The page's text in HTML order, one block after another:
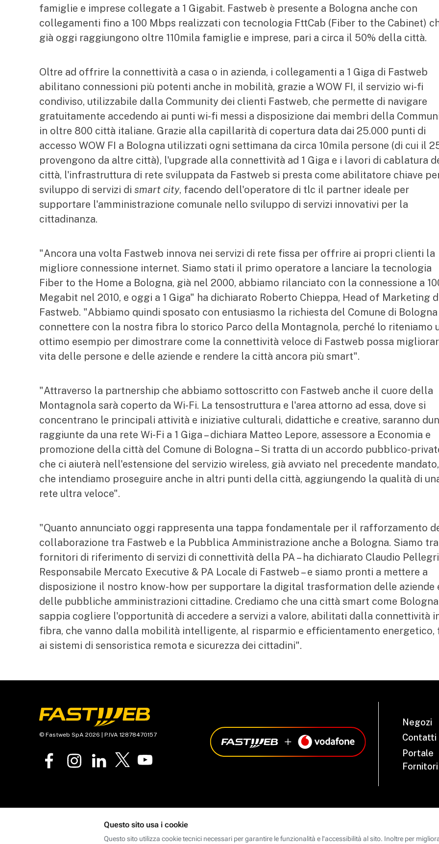
famiglie e imprese collegate a 1 Gigabit. Fastweb è presente a Bologna anche con
collegamenti fino a 100 Mbps realizzati con tecnologia FttCab (Fiber to the Cabinet)
già oggi raggiungono oltre 110mila famiglie e imprese, pari a circa il 50% della città.
Oltre ad offrire la connettività a casa o in azienda, i collegamenti a 1 Giga di Fastweb
abilitano connessioni più potenti anche in mobilità, grazie a WOW FI, il servizio wi-fi
condiviso, utilizzabile dalla Community dei clienti Fastweb, che permette di navigare
gratuitamente accedendo ai punti wi-fi messi a disposizione dai membri della
in oltre 800 città italiane. Grazie alla capillarità di copertura data dai 25.000 punti di
accesso WOW FI a Bologna utilizzati ogni settimana da circa 10mila persone (di cui il
provengono da altre città), l'upgrade alla connettività ad 1 Giga e i lavori di cablatura
città, l'infrastruttura di rete sviluppata da Fastweb si presta come abilitatore chiave
sviluppo di servizi di smart city, facendo dell'operatore di tlc il partner ideale per
supportare l'amministrazione comunale nello sviluppo di servizi innovativi per la
cittadinanza.
"Ancora una volta Fastweb innova nei servizi di rete fissa per offrire ai propri clienti la
migliore connessione internet. Siamo stati il primo operatore a lanciare la tecnologia
Fiber to the Home a Bologna, già nel 2000, abbiamo rilanciato con la connessione a
Megabit nel 2010, e oggi a 1 Giga" ha dichiarato Roberto Chieppa, Head of Marketing
Fastweb. "Abbiamo quindi sposato con entusiasmo la richiesta del Comune di
connettere con la nostra fibra lo storico Parco della Montagnola, perché lo riteniamo
ottimo esempio per dimostrare come la connettività veloce di Fastweb possa
vita delle persone e delle aziende e rendere la città ancora più smart".
"Attraverso la partnership che abbiamo sottoscritto con Fastweb anche il cuore della
Montagnola sarà coperto da Wi-Fi. La tensostruttura e l'area attorno ad essa, dove si
concentrano le principali attività e iniziative culturali, didattiche e creative, saranno
raggiunte da una rete Wi-Fi a 1 Giga – dichiara Matteo Lepore, assessore a Economia e
promozione della città del Comune di Bologna – Si tratta di un accordo pubblico-
che ci aiuterà nell'estensione del servizio wireless, già avviato nel precedente mandato,
che intendiamo proseguire anche in altri punti della città, aggiungendo la qualità di
rete ultra veloce".
"Quanto annunciato oggi rappresenta una tappa fondamentale per il rafforzamento
collaborazione tra Fastweb e la Pubblica Amministrazione anche a Bologna. Siamo
fornitori di riferimento di servizi di connettività della PA – ha dichiarato Claudio
Responsabile Mercato Executive & PA Locale di Fastweb – e siamo pronti a mettere a
disposizione il nostro know-how per supportare la digital trasformation delle aziende
delle pubbliche amministrazioni cittadine. Crediamo che una città smart come Bologna
sappia cogliere l'opportunità di accedere a servizi a valore, abilitati dalla connettività
fibra, che vanno dalla mobilità intelligente, al risparmio e efficientamento energetico,
ai sistemi di sensoristica remota e sicurezza dei cittadini".
© Fastweb SpA 2026 | P.IVA 12878470157
Negozi
Contatti
Portale
Fornitori